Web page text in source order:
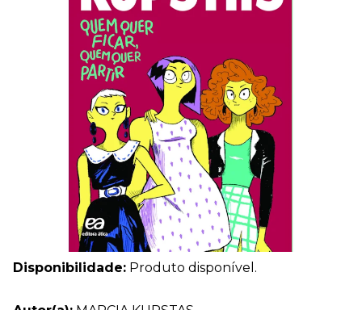
Disponibilidade: Produto disponível.